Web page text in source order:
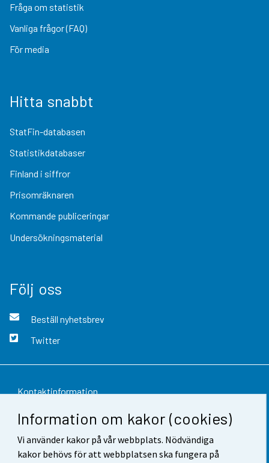
Information om kakor (cookies)
Vi använder kakor på vår webbplats. Nödvändiga
kakor behövs för att webbplatsen ska fungera på
Fråga om statistik
Vanliga frågor (FAQ)
För media
Hitta snabbt
StatFin-databasen
Statistikdatabaser
Finland i siffror
Prisomräknaren
Kommande publiceringar
Undersökningsmaterial
Följ oss
Beställ nyhetsbrev
Twitter
Kontaktinformation
Respons
Användarvillkor